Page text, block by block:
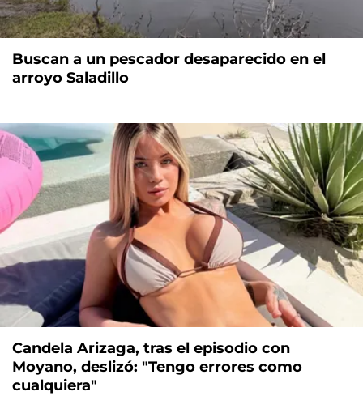
Buscan a un pescador desaparecido en el
arroyo Saladillo
Candela Arizaga, tras el episodio con
Moyano, deslizó: "Tengo errores como
cualquiera"